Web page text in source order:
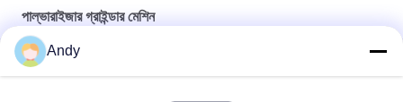
পাল্ভারাইজার গ্রাইন্ডার মেশিন
Universal Pulverizer Grinder Machine for Crushing Hard and
Resilient Materials
Andy